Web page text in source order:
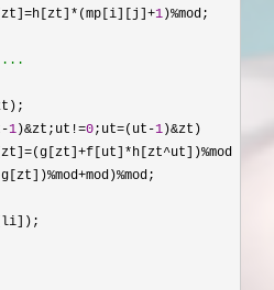
=h[zt]*(mp[i][j]+1 )%mod;
1 )&zt;ut!=0;ut=(ut-1 )&zt)
mod;
mod;